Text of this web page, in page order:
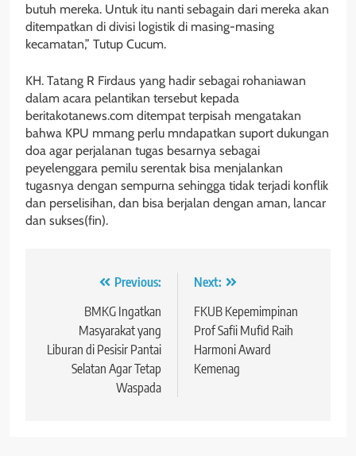
butuh mereka. Untuk itu nanti sebagain dari mereka akan
ditempatkan di divisi logistik di masing-masing
kecamatan,” Tutup Cucum.
KH. Tatang R Firdaus yang hadir sebagai rohaniawan
dalam acara pelantikan tersebut kepada
beritakotanews.com ditempat terpisah mengatakan
bahwa KPU mmang perlu mndapatkan suport dukungan
doa agar perjalanan tugas besarnya sebagai
peyelenggara pemilu serentak bisa menjalankan
tugasnya dengan sempurna sehingga tidak terjadi konflik
dan perselisihan, dan bisa berjalan dengan aman, lancar
dan sukses(fin).
Navigasi Previous:
BMKG Ingatkan
Masyarakat yang
Liburan di Pesisir Pantai
Selatan Agar Tetap
Waspada
Next:
FKUB Kepemimpinan
Prof Safii Mufid Raih
Harmoni Award
Kemenag